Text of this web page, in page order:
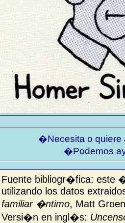
�Necesita o
�Podemos
Fuente bibliogr�fica: este
utilizando los datos
familiar �ntimo, Matt
Versi�n en ingl�s: